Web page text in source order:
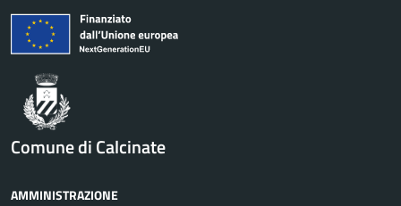
Comune di Calcinate
AMMINISTRAZIONE